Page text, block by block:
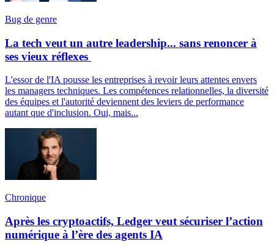
Bug de genre
La tech veut un autre leadership... sans renoncer à
ses vieux réflexes
L'essor de l'IA pousse les entreprises à revoir leurs attentes envers
les managers techniques. Les compétences relationnelles, la diversité
des équipes et l'autorité deviennent des leviers de performance
autant que d'inclusion. Oui, mais...
Chronique
Après les cryptoactifs, Ledger veut sécuriser l’action
numérique à l’ère des agents IA